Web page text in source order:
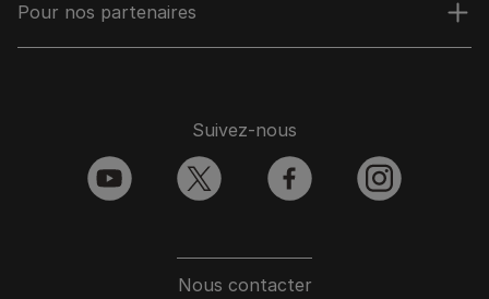
Pour nos partenaires
Nous contacter
Suivez-nous
youtube twitter facebook instagram